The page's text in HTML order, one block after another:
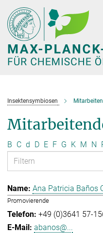
Hauptinhalt
Insektensymbiosen
B C d D E F G K M N
Ana Patricia Baños
Promovierende
+49 (0)3641 57-
abanos@...